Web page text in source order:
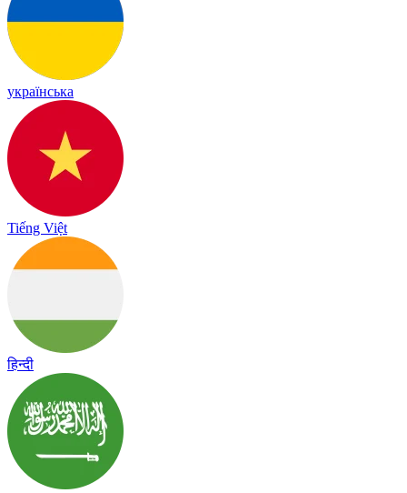
українська
Tiếng Việt
हिन्दी